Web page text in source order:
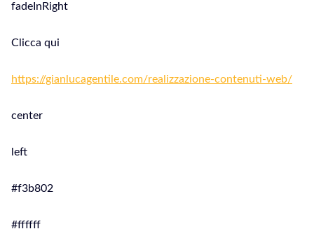
fadeInRight
Clicca qui
https://gianlucagentile.com/realizzazione-contenuti-web/
center
left
#f3b802
#ffffff